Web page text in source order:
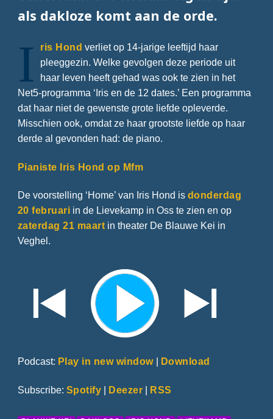
als dakloze komt aan de orde.
I ris Hond verliet op 14-jarige leeftijd haar
pleeggezin. Welke gevolgen deze periode uit
haar leven heeft gehad was ook te zien in het
Net5-programma ‘Iris en de 12 dates.’ Een programma
dat haar niet de gewenste grote liefde opleverde.
Misschien ook, omdat ze haar grootste liefde op haar
derde al gevonden had: de piano.
Pianiste Iris Hond op Mfm
De voorstelling ‘Home’ van Iris Hond is donderdag
20 februari in de Lievekamp in Oss te zien en op
zaterdag 21 maart in theater De Blauwe Kei in
Veghel.
Podcast: Play in new window| Download
Subscribe: Spotify | Deezer | RSS